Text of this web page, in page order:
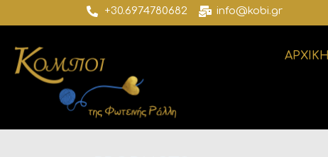
+30.6974780682 info@kobi.gr
ΑΡΧΙΚΗ